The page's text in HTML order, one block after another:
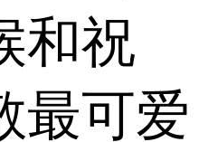
和祝
最可爱